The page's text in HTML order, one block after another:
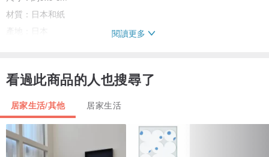
材質：日本和紙
產地：日本
▪▪▪▪▪▪▪▪
注意事項：
．圖片可能因拍攝時的光源、色溫或個人電腦螢幕設定不同而產生色
差，
閱讀更多
看過此商品的人也搜尋了
居家生活/其他 居家生活